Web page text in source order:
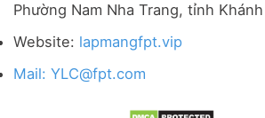
Phường Nam Nha Trang, tỉnh
Website: lapmangfpt.vip
Mail: YLC@fpt.com